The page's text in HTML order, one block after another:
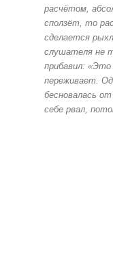
расчётом,
сползёт, то
сделается
слушателя не
прибавил:
переживает.
бесновалась
себе рвал,